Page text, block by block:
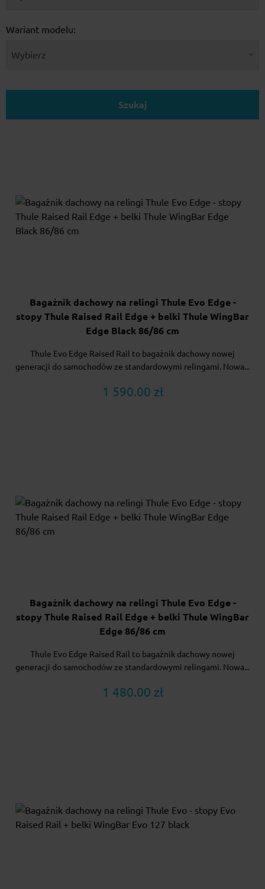
Wariant modelu:
Szukaj
Bagażnik dachowy na relingi Thule Evo Edge -
stopy Thule Raised Rail Edge + belki Thule WingBar
Edge Black 86/86 cm
Thule Evo Edge Raised Rail to bagażnik dachowy nowej
generacji do samochodów ze standardowymi relingami. Nowa...
1 590.00 zł
Bagażnik dachowy na relingi Thule Evo Edge -
stopy Thule Raised Rail Edge + belki Thule WingBar
Edge 86/86 cm
Thule Evo Edge Raised Rail to bagażnik dachowy nowej
generacji do samochodów ze standardowymi relingami. Nowa...
1 480.00 zł